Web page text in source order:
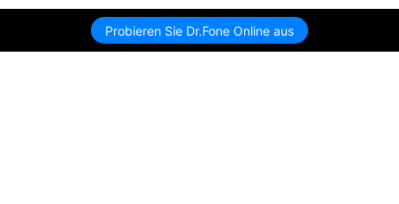
Probieren Sie Dr.Fone Online aus